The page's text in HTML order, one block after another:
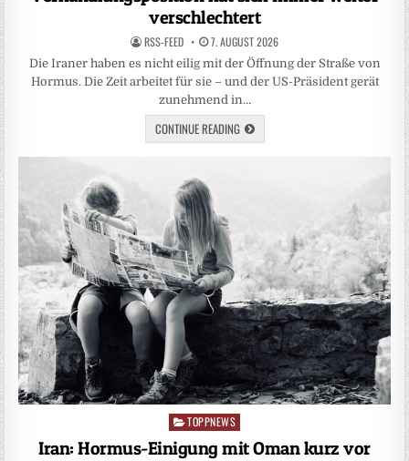
verschlechtert
RSS-FEED 7. AUGUST 2026
Die Iraner haben es nicht eilig mit der Öffnung der Straße von
Hormus. Die Zeit arbeitet für sie – und der US-Präsident gerät
zunehmend in…
CONTINUE READING
Posted
in
TOPPNEWS
Iran: Hormus-Einigung mit Oman kurz vor